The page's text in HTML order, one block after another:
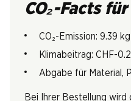
CO₂-Facts
CO₂-Emission: 9.39 kg
Klimabeitrag: CHF-
Abgabe für Material,
Bei Ihrer Bestellung wird